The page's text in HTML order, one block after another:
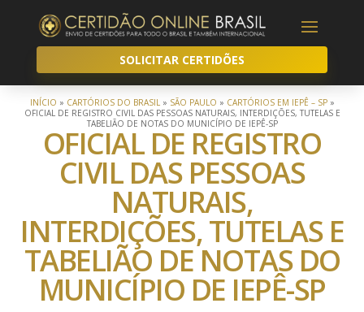
SOLICITAR CERTIDÕES
INÍCIO » CARTÓRIOS DO BRASIL» SÃO PAULO » CARTÓRIOS EM IEPÊ – SP»
OFICIAL DE REGISTRO CIVIL DAS PESSOAS NATURAIS, INTERDIÇÕES, TUTELAS E
TABELIÃO DE NOTAS DO MUNICÍPIO DE IEPÊ-SP
OFICIAL DE REGISTRO
CIVIL DAS PESSOAS
NATURAIS,
INTERDIÇÕES, TUTELAS E
TABELIÃO DE NOTAS DO
MUNICÍPIO DE IEPÊ-SP